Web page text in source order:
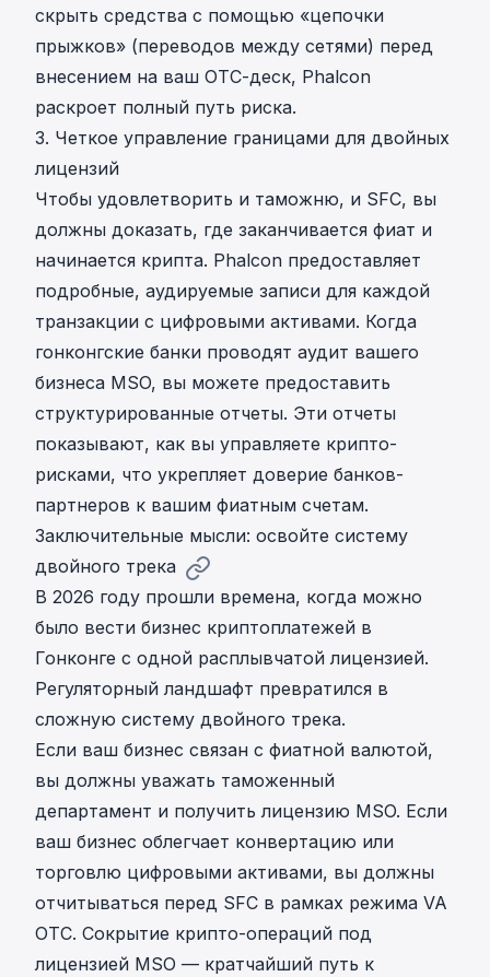
скрыть средства с помощью «цепочки
прыжков» (переводов между сетями) перед
внесением на ваш OTC-деск, Phalcon
раскроет полный путь риска.
3. Четкое управление границами для двойных
лицензий
Чтобы удовлетворить и таможню, и SFC, вы
должны доказать, где заканчивается фиат и
начинается крипта. Phalcon предоставляет
подробные, аудируемые записи для каждой
транзакции с цифровыми активами. Когда
гонконгские банки проводят аудит вашего
бизнеса MSO, вы можете предоставить
структурированные отчеты. Эти отчеты
показывают, как вы управляете крипто-
рисками, что укрепляет доверие банков-
партнеров к вашим фиатным счетам.
Заключительные мысли: освойте систему
двойного трека
В 2026 году прошли времена, когда можно
было вести бизнес криптоплатежей в
Гонконге с одной расплывчатой лицензией.
Регуляторный ландшафт превратился в
сложную систему двойного трека.
Если ваш бизнес связан с фиатной валютой,
вы должны уважать таможенный
департамент и получить лицензию MSO. Если
ваш бизнес облегчает конвертацию или
торговлю цифровыми активами, вы должны
отчитываться перед SFC в рамках режима VA
OTC. Сокрытие крипто-операций под
лицензией MSO — кратчайший путь к